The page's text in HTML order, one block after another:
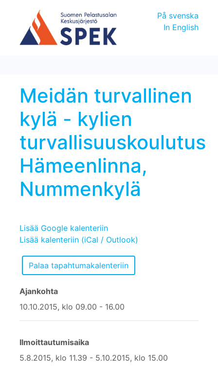
På svenska
In English
Meidän turvallinen
kylä - kylien
turvallisuuskoulutus
Hämeenlinna,
Nummenkylä
Lisää Google kalenteriin
Lisää kalenteriin (iCal / Outlook)
Ajankohta
10.10.2015, klo 09.00 - 16.00
Ilmoittautumisaika
5.8.2015, klo 11.39 - 5.10.2015, klo 15.00